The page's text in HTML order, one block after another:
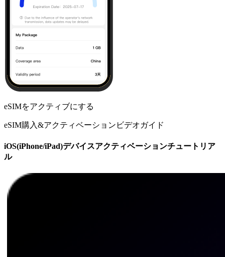
eSIMをアクティブにする
eSIM購入&アクティベーションビデオガイド
iOS(iPhone/iPad)デバイスアクティベーションチュートリア
ル